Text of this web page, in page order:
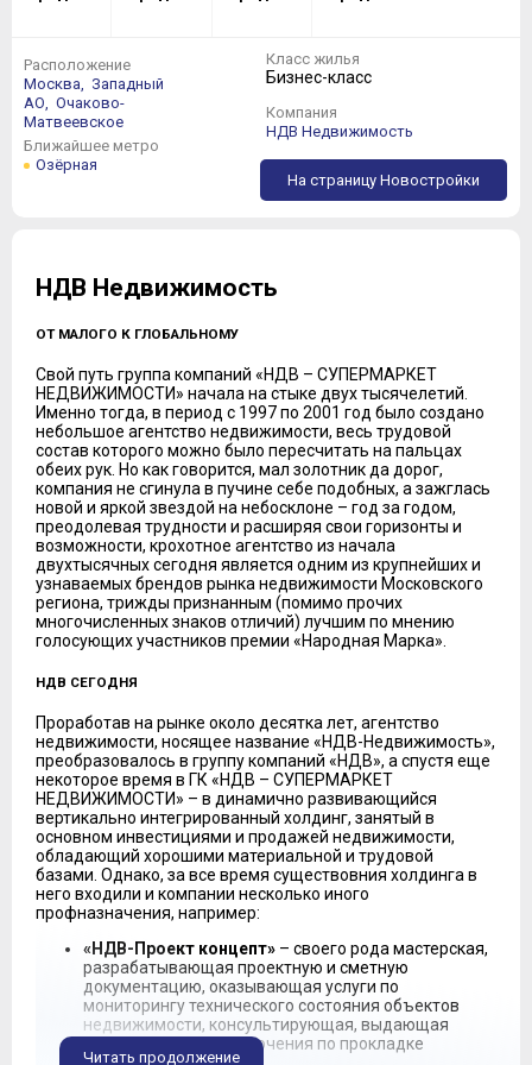
Расположение
Москва, Западный
АО, Очаково-
Матвеевское
Ближайшее метро
Озёрная
Класс жилья
Бизнес-класс
Компания
НДВ Недвижимость
На страницу Новостройки
НДВ Недвижимость
ОТ МАЛОГО К ГЛОБАЛЬНОМУ
Свой путь группа компаний «НДВ – СУПЕРМАРКЕТ
НЕДВИЖИМОСТИ» начала на стыке двух тысячелетий.
Именно тогда, в период с 1997 по 2001 год было создано
небольшое агентство недвижимости, весь трудовой
состав которого можно было пересчитать на пальцах
обеих рук. Но как говорится, мал золотник да дорог,
компания не сгинула в пучине себе подобных, а зажглась
новой и яркой звездой на небосклоне – год за годом,
преодолевая трудности и расширяя свои горизонты и
возможности, крохотное агентство из начала
двухтысячных сегодня является одним из крупнейших и
узнаваемых брендов рынка недвижимости Московского
региона, трижды признанным (помимо прочих
многочисленных знаков отличий) лучшим по мнению
голосующих участников премии «Народная Марка».
НДВ СЕГОДНЯ
Проработав на рынке около десятка лет, агентство
недвижимости, носящее название «НДВ-Недвижимость»,
преобразовалось в группу компаний «НДВ», а спустя еще
некоторое время в ГК «НДВ – СУПЕРМАРКЕТ
НЕДВИЖИМОСТИ» – в динамично развивающийся
вертикально интегрированный холдинг, занятый в
основном инвестициями и продажей недвижимости,
обладающий хорошими материальной и трудовой
базами. Однако, за все время существовния холдинга в
него входили и компании несколько иного
профназначения, например:
«НДВ-Проект концепт» – своего рода мастерская,
разрабатывающая проектную и сметную
документацию, оказывающая услуги по
мониторингу технического состояния объектов
недвижимости, консультирующая, выдающая
рекомендации и заключения по прокладке
Читать продолжение